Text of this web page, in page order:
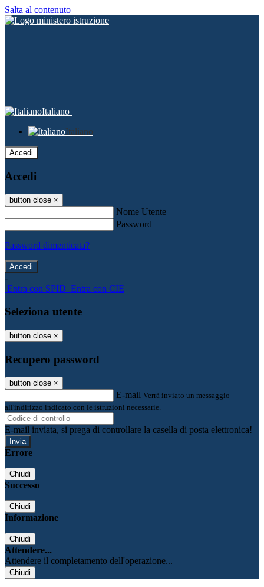
Salta al contenuto
Italiano
Italiano
Accedi
Accedi
button close ×
Nome Utente
Password
Password dimenticata?
-
Entra con SPID Entra con CIE
Seleziona utente
button close ×
Recupero password
button close ×
E-mail Verrà inviato un messaggio
all'indirizzo indicato con le istruzioni necessarie.
E-mail inviata, si prega di controllare la casella di posta elettronica!
Errore
Chiudi
Successo
Chiudi
Informazione
Chiudi
Attendere...
Attendere il completamento dell'operazione...
Chiudi